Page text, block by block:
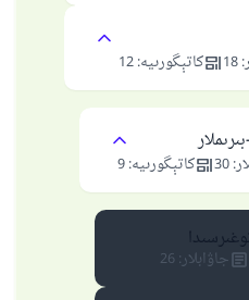
:
18 كاتېگورىيە:
12
:
30 كاتېگورىيە:
9
جاۋابلار:
26